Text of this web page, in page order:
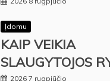
Įdomu
KAIP VEIKIA
SLAUGYTOJOS
2026 7 rugpjūčio